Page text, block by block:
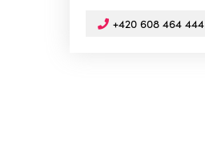
+420 608 464 444